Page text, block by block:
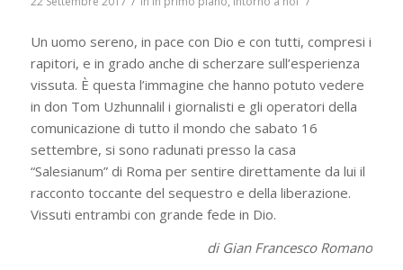
Un uomo sereno, in pace con Dio e con tutti, compresi i
rapitori, e in grado anche di scherzare sull’esperienza
vissuta. È questa l’immagine che hanno potuto vedere
in don Tom Uzhunnalil i giornalisti e gli operatori della
comunicazione di tutto il mondo che sabato 16
settembre, si sono radunati presso la casa
“Salesianum” di Roma per sentire direttamente da lui il
racconto toccante del sequestro e della liberazione.
Vissuti entrambi con grande fede in Dio.
di Gian Francesco Romano